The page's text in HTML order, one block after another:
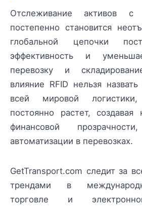
Отслеживание активов
постепенно становится
глобальной цепочки
эффективность и
перевозку и
влияние RFID нельзя
всей мировой
постоянно растет, создавая
финансовой
автоматизации в перевозках.
GetTransport.com следит за
трендами в
торговле и